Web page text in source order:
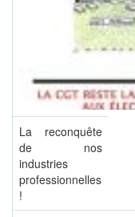
La reconquête
de nos
industries
professionnelles
!